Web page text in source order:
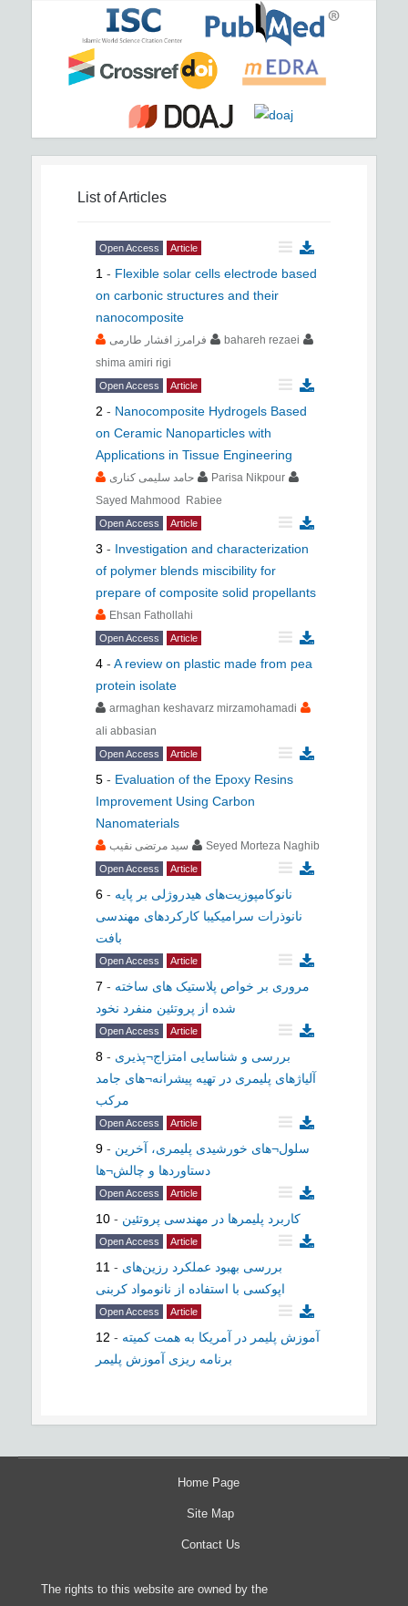
List of Articles
Open Access Article
1 - Flexible solar cells electrode based
on carbonic structures and their
nanocomposite
فرامرز افشار طارمی
bahareh rezaei
shima amiri rigi
Open Access Article
2 - Nanocomposite Hydrogels Based
on Ceramic Nanoparticles with
Applications in Tissue Engineering
حامد سلیمی کناری
Parisa Nikpour
Sayed Mahmood Rabiee
Open Access Article
3 - Investigation and characterization
of polymer blends miscibility for
prepare of composite solid propellants
Ehsan Fathollahi
Open Access Article
4 - A review on plastic made from pea
protein isolate
armaghan keshavarz mirzamohamadi
ali abbasian
Open Access Article
5 - Evaluation of the Epoxy Resins
Improvement Using Carbon
Nanomaterials
سید مرتضی نقیب Seyed Morteza Naghib
Open Access Article
6 - نانوکامپوزیت‌های هیدروژلی بر پایه
نانوذرات سرامیکیبا کارکردهای مهندسی
بافت
Open Access Article
7 - مروری بر خواص پلاستیک های ساخته
شده از پروتئین منفرد نخود
Open Access Article
8 - بررسی و شناسایی امتزاج¬پذیری
آلیاژهای پلیمری در تهیه پیشرانه¬های جامد
مرکب
Open Access Article
9 - سلول¬های خورشیدی پلیمری، آخرین
دستاوردها و چالش¬ها
Open Access Article
10 - کاربرد پلیمرها در مهندسی پروتئین
Open Access Article
11 - بررسی بهبود عملکرد رزین‌های
اپوکسی با استفاده از نانومواد کربنی
Open Access Article
12 - آموزش پلیمر در آمریکا به همت کمیته
برنامه ریزی آموزش پلیمر
Home Page
Site Map
Contact Us
The rights to this website are owned by the